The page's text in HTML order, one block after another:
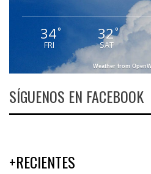
34°
FRI
32°
SAT
Weather from
SÍGUENOS EN FACEBOOK
+RECIENTES